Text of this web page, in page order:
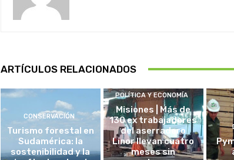
ARTÍCULOS RELACIONADOS
CONSERVACIÓN
Turismo forestal en
Sudamérica: la
sostenibilidad y la
POLÍTICA Y ECONOMÍA
Misiones | Más de
130 ex trabajadores
del aserradero
Linor llevan cuatro
meses sin